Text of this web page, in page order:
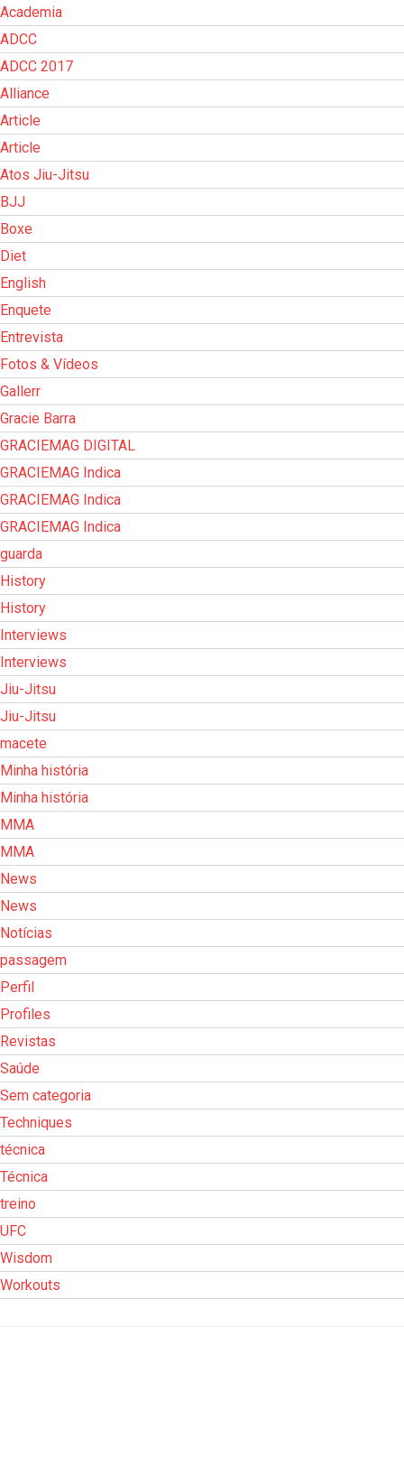
Academia
ADCC
ADCC 2017
Alliance
Article
Article
Atos Jiu-Jitsu
BJJ
Boxe
Diet
English
Enquete
Entrevista
Fotos & Vídeos
Gallerr
Gracie Barra
GRACIEMAG DIGITAL
GRACIEMAG Indica
GRACIEMAG Indica
GRACIEMAG Indica
guarda
History
History
Interviews
Interviews
Jiu-Jitsu
Jiu-Jitsu
macete
Minha história
Minha história
MMA
MMA
News
News
Notícias
passagem
Perfil
Profiles
Revistas
Saúde
Sem categoria
Techniques
técnica
Técnica
treino
UFC
Wisdom
Workouts